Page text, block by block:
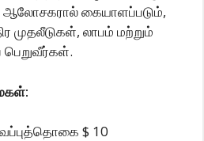
ஆலோசகரால் கையாளப்படும்,
முதலீடுகள், லாபம் மற்றும்
$ 10